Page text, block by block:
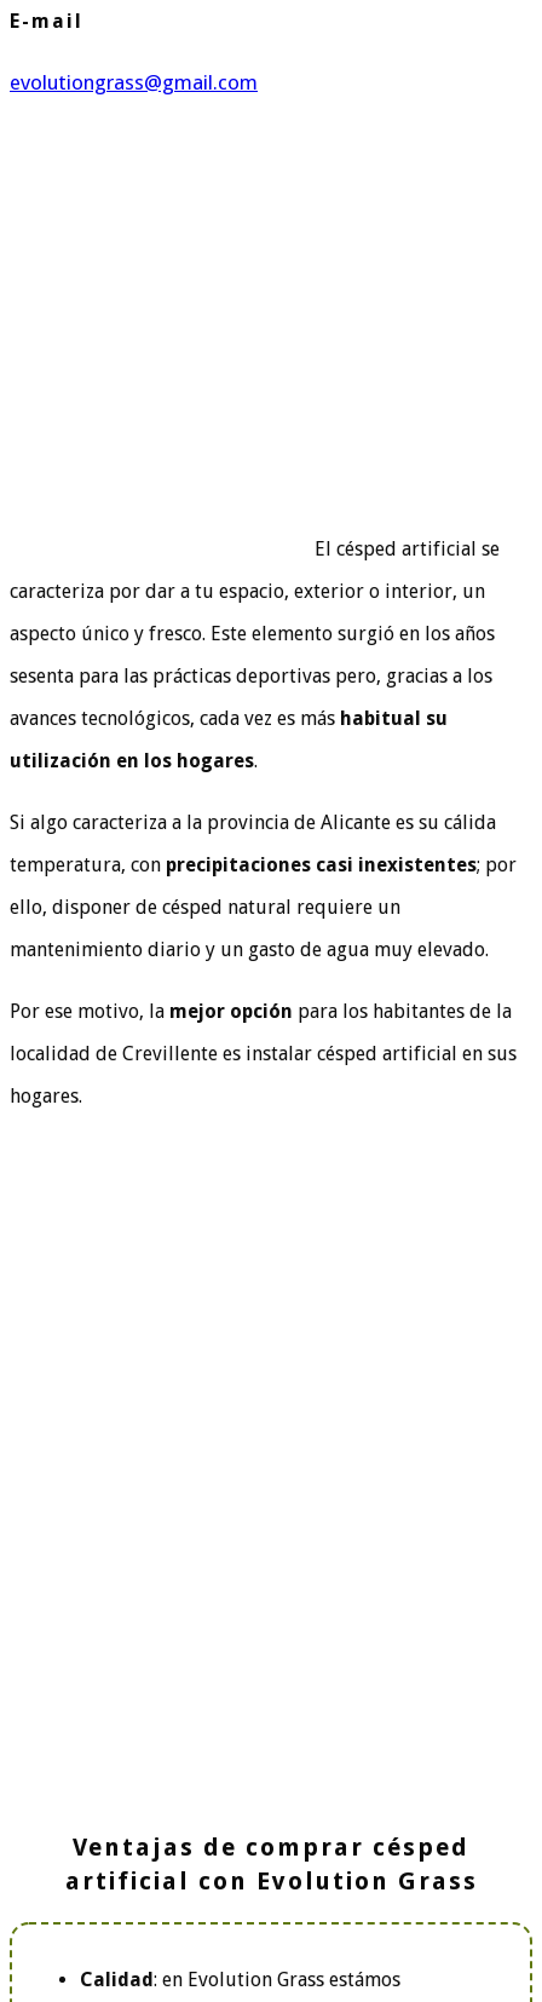
E-mail
evolutiongrass@gmail.com
El césped artificial se
caracteriza por dar a tu espacio, exterior o interior, un
aspecto único y fresco. Este elemento surgió en los años
sesenta para las prácticas deportivas pero, gracias a los
avances tecnológicos, cada vez es más habitual su
utilización en los hogares.
Si algo caracteriza a la provincia de Alicante es su cálida
temperatura, con precipitaciones casi inexistentes; por
ello, disponer de césped natural requiere un
mantenimiento diario y un gasto de agua muy elevado.
Por ese motivo, la mejor opción para los habitantes de la
localidad de Crevillente es instalar césped artificial en sus
hogares.
Ventajas de comprar césped
artificial con Evolution Grass
Calidad: en Evolution Grass estámos